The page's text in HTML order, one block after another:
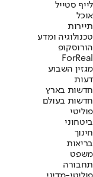
לייף סטייל
אוכל
תיירות
טכנולוגיה ומדע
הורוסקופ
ForReal
מגזין השבוע
דעות
חדשות בארץ
חדשות בעולם
פוליטי
ביטחוני
חינוך
בריאות
משפט
תחבורה